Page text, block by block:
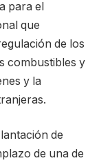
para el
que
de los
combustibles y
y la
de
de una de